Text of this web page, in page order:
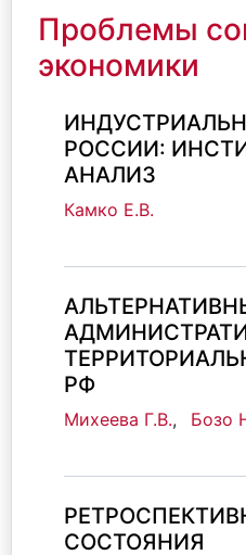
Проблемы
экономики
РОССИИ:
АНАЛИЗ
Камко Е.В.
РФ
Михеева Г.В.,
Бозо
СОСТОЯНИЯ